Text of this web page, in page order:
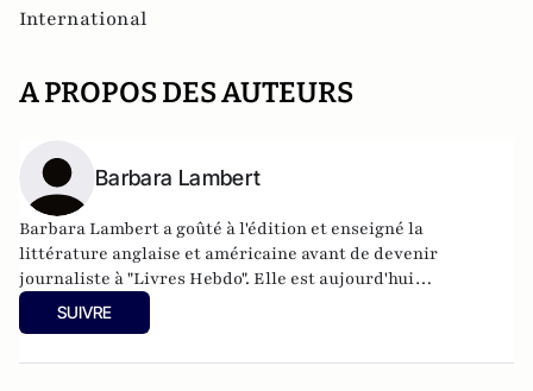
International
A PROPOS DES AUTEURS
Barbara Lambert
Barbara Lambert a goûté à l'édition et enseigné la
littérature anglaise et américaine avant de devenir
journaliste à "Livres Hebdo". Elle est aujourd'hui
responsable des rubriques société/idées d'Atlantico.fr.
SUIVRE